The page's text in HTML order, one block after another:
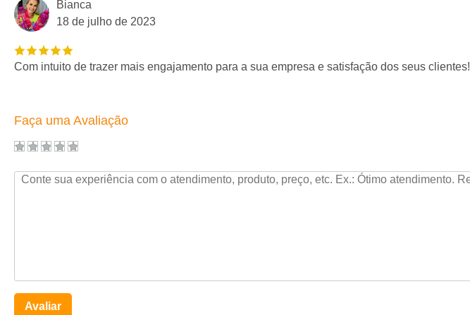
Bianca
18 de julho de 2023
Com intuito de trazer mais engajamento para a sua empresa e satisfação dos seus clientes!
Faça uma Avaliação
Avaliar